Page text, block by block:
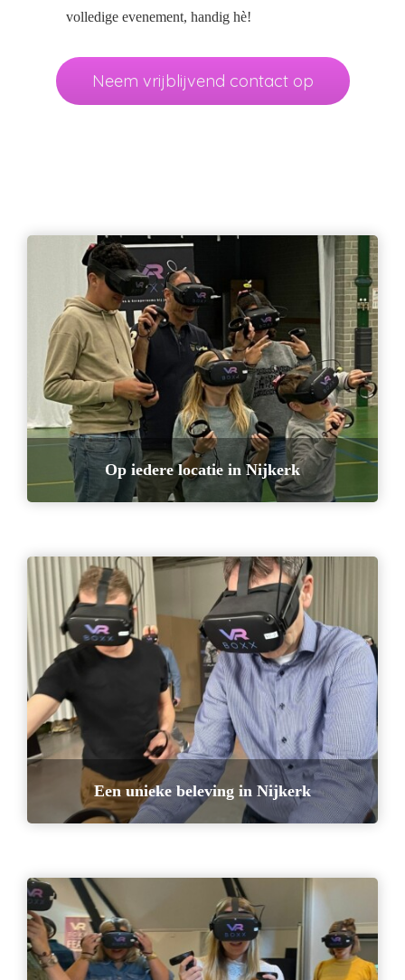
volledige evenement, handig hè!
Neem vrijblijvend contact op
Op iedere locatie in Nijkerk
Een unieke beleving in Nijkerk